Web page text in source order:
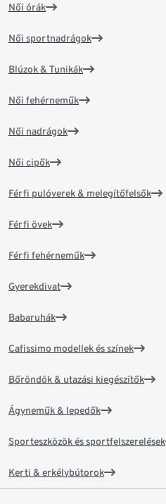
Női órák
Női sportnadrágok
Blúzok & Tunikák
Női fehérneműk
Női nadrágok
Női cipők
Férfi pulóverek & melegítőfelsők
Férfi övek
Férfi fehérneműk
Gyerekdivat
Babaruhák
Cafissimo modellek és színek
Bőröndök & utazási kiegészítők
Ágyneműk & lepedők
Sporteszközök és sportfelszerelések
Kerti & erkélybútorok